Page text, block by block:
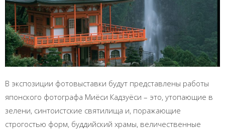
В экспозиции фотовыставки будут представлены работы
японского фотографа Миёси Кадзуёси – это, утопающие в
зелени, синтоистские святилища и, поражающие
строгостью форм, буддийский храмы, величественные